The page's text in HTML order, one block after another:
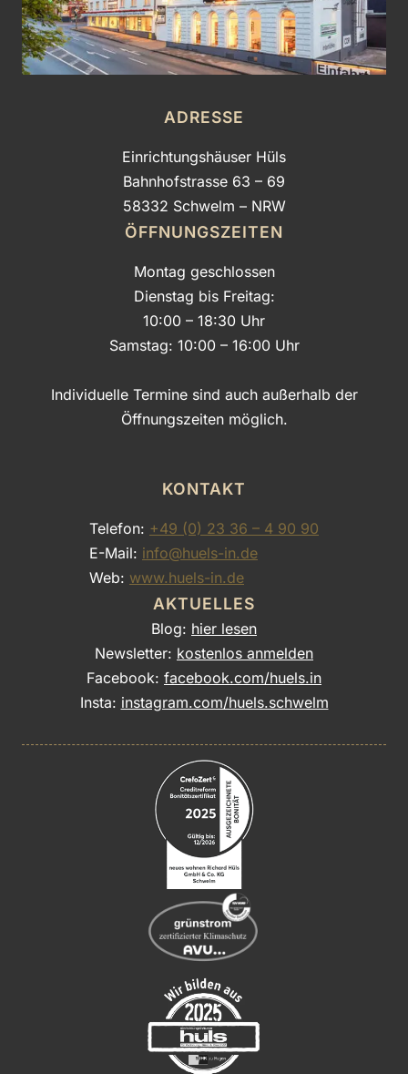
ADRESSE
Einrichtungshäuser Hüls
Bahnhofstrasse 63 – 69
58332 Schwelm – NRW
ÖFFNUNGSZEITEN
Montag geschlossen
Dienstag bis Freitag:
10:00 – 18:30 Uhr
Samstag: 10:00 – 16:00 Uhr
Individuelle Termine sind auch außerhalb der
Öffnungszeiten möglich.
KONTAKT
Telefon: +49 (0) 23 36 – 4 90 90
E-Mail: info@huels-in.de
Web: www.huels-in.de
AKTUELLES
Blog: hier lesen
Newsletter: kostenlos anmelden
Facebook: facebook.com/huels.in
Insta: instagram.com/huels.schwelm